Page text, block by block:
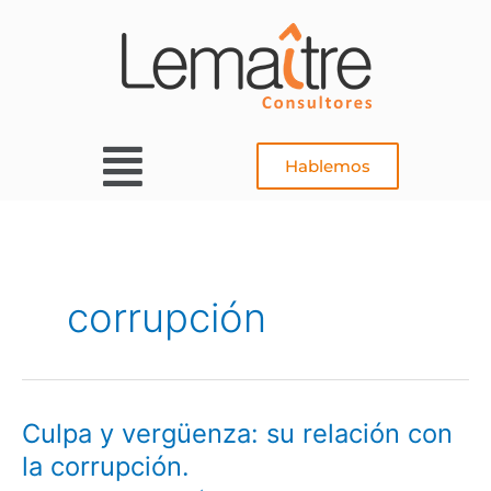
Main
Menu
Hablemos
corrupción
Culpa y vergüenza: su relación con
la corrupción.
Culpa
y
vergüenza: